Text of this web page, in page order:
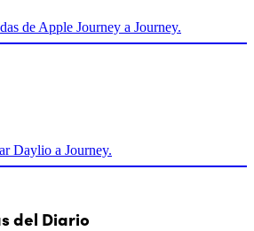
de Apple Journey a Journey.
Daylio a Journey.
del Diario